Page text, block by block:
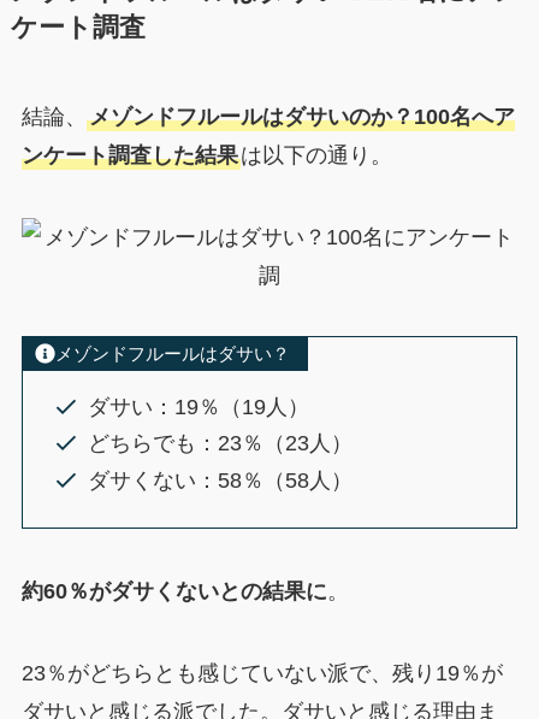
ケート調査
結論、 メゾンドフルールはダサいのか？100名へア
ンケート調査した結果は以下の通り。
メゾンドフルールはダサい？
ダサい：19％（19人）
どちらでも：23％（23人）
ダサくない：58％（58人）
約60％がダサくないとの結果に。
23％がどちらとも感じていない派で、残り19％が
ダサいと感じる派でした。ダサいと感じる理由ま